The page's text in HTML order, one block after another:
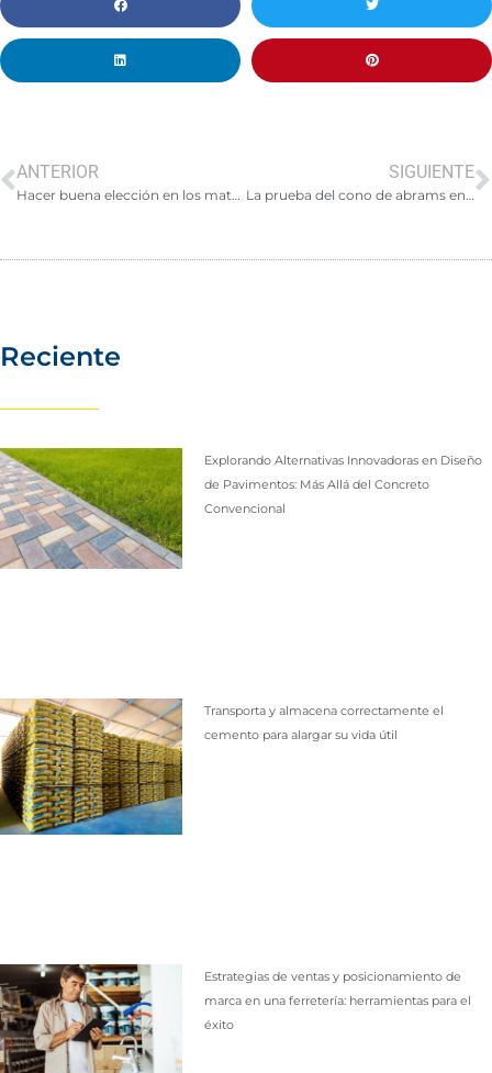
ANTERIOR
Hacer buena elección en los materiales de construcción
SIGUIENTE
La prueba del cono de abrams en construcción
Reciente
Explorando Alternativas Innovadoras en Diseño
de Pavimentos: Más Allá del Concreto
Convencional
Transporta y almacena correctamente el
cemento para alargar su vida útil
Estrategias de ventas y posicionamiento de
marca en una ferretería: herramientas para el
éxito